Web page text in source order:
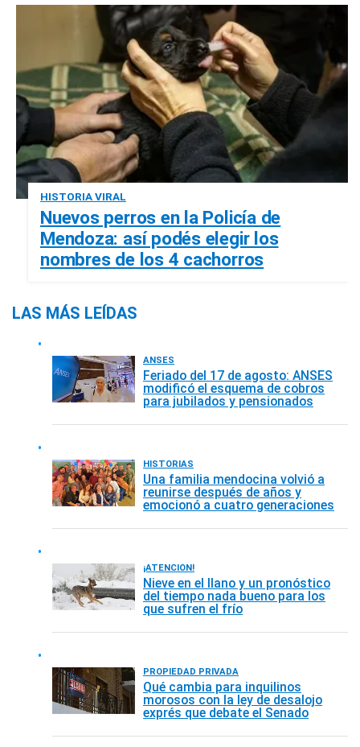
HISTORIA VIRAL
Nuevos perros en la Policía de
Mendoza: así podés elegir los
nombres de los 4 cachorros
LAS MÁS LEÍDAS
ANSES
Feriado del 17 de agosto: ANSES
modificó el esquema de cobros
para jubilados y pensionados
HISTORIAS
Una familia mendocina volvió a
reunirse después de años y
emocionó a cuatro generaciones
¡ATENCIÓN!
Nieve en el llano y un pronóstico
del tiempo nada bueno para los
que sufren el frío
PROPIEDAD PRIVADA
Qué cambia para inquilinos
morosos con la ley de desalojo
exprés que debate el Senado